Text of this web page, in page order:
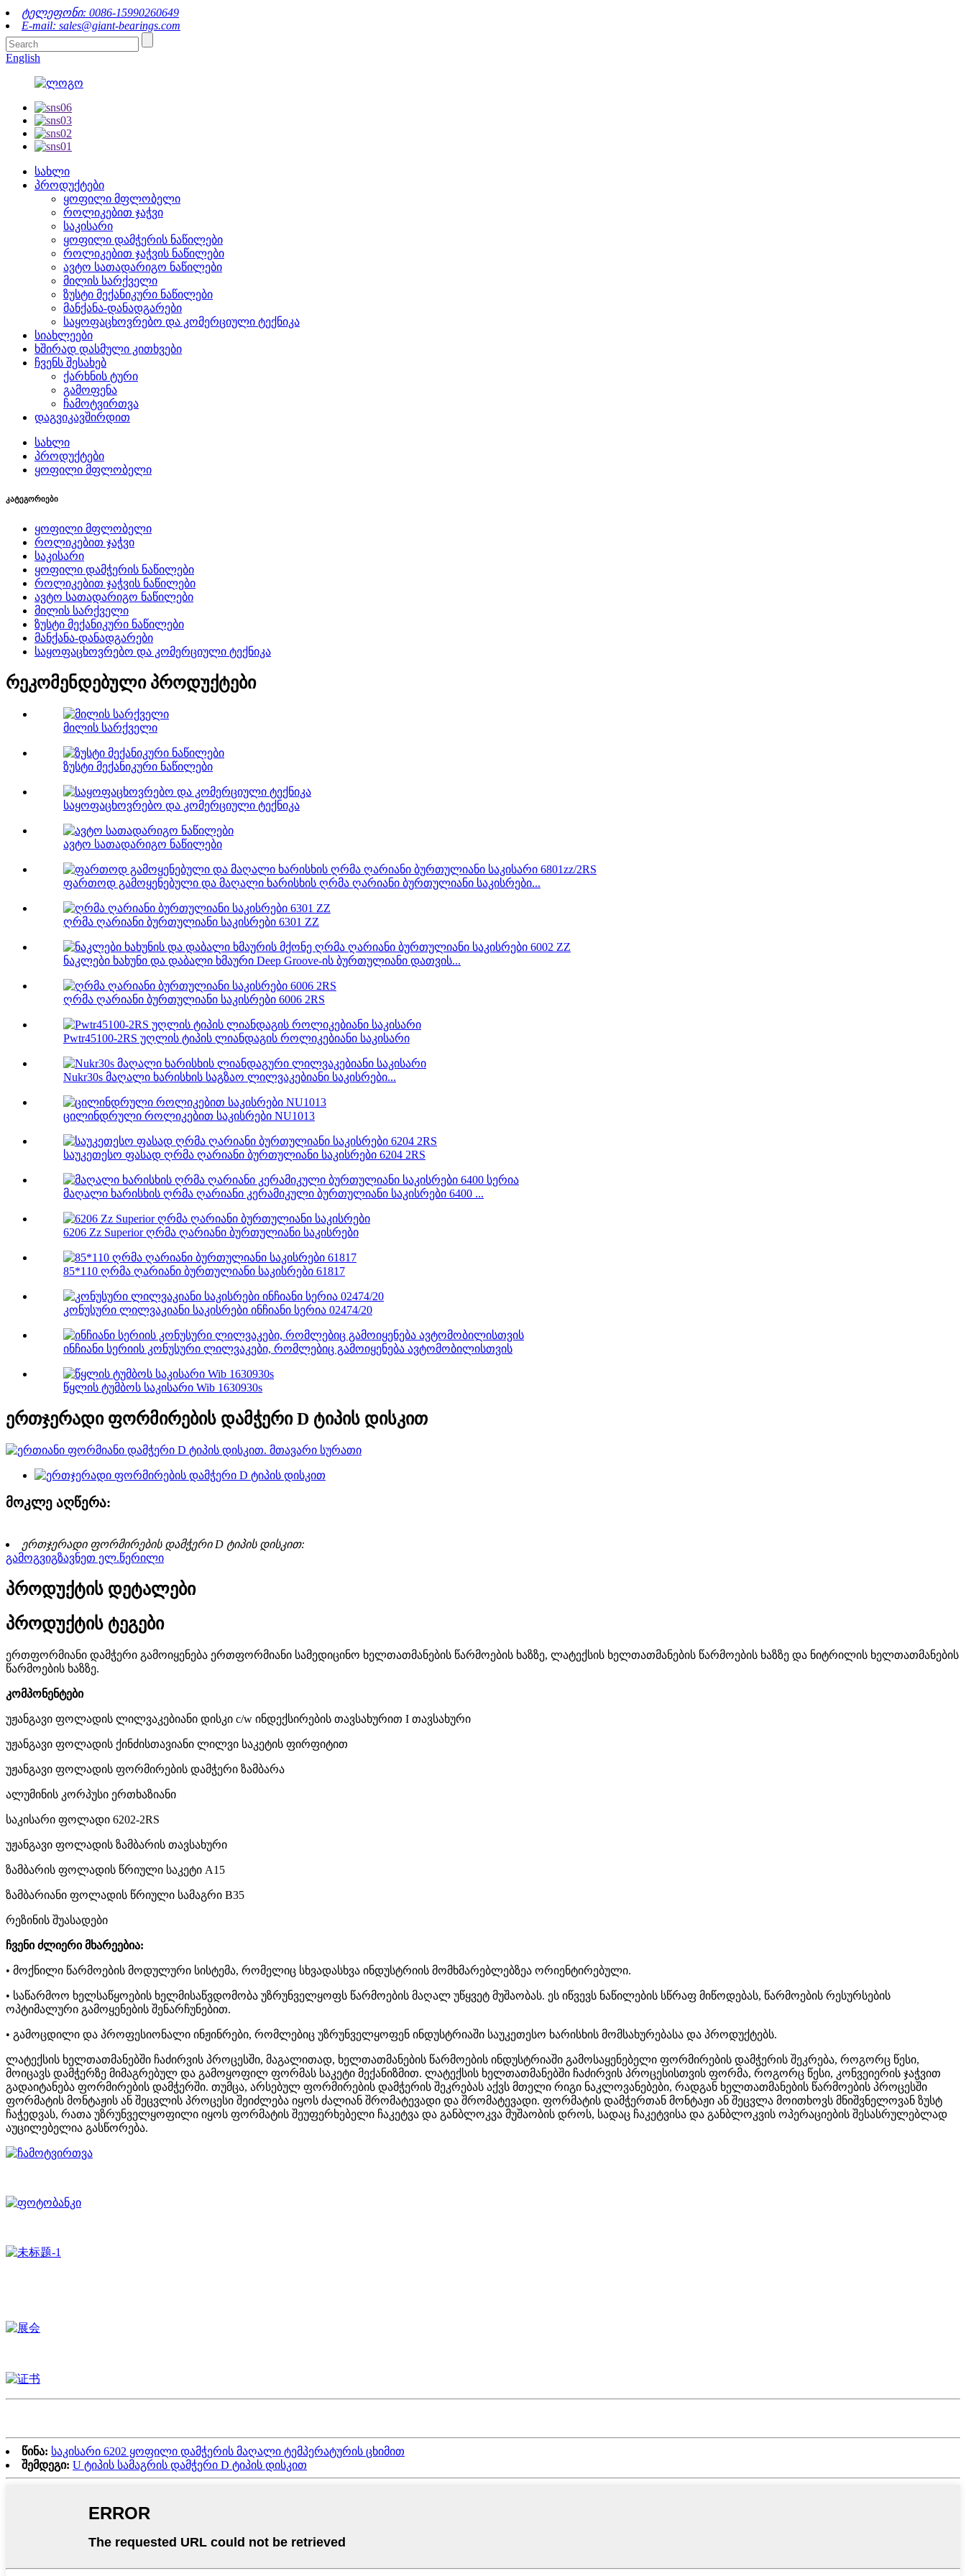
ტელეფონი: 0086-15990260649
E-mail: sales@giant-bearings.com
English
სახლი
პროდუქტები
ყოფილი მფლობელი
როლიკებით ჯაჭვი
საკისარი
ყოფილი დამჭერის ნაწილები
როლიკებით ჯაჭვის ნაწილები
ავტო სათადარიგო ნაწილები
მილის სარქველი
ზუსტი მექანიკური ნაწილები
მანქანა-დანადგარები
საყოფაცხოვრებო და კომერციული ტექნიკა
სიახლეები
ხშირად დასმული კითხვები
ჩვენს შესახებ
ქარხნის ტური
გამოფენა
ჩამოტვირთვა
დაგვიკავშირდით
სახლი
პროდუქტები
ყოფილი მფლობელი
კატეგორიები
ყოფილი მფლობელი
როლიკებით ჯაჭვი
საკისარი
ყოფილი დამჭერის ნაწილები
როლიკებით ჯაჭვის ნაწილები
ავტო სათადარიგო ნაწილები
მილის სარქველი
ზუსტი მექანიკური ნაწილები
მანქანა-დანადგარები
საყოფაცხოვრებო და კომერციული ტექნიკა
რეკომენდებული პროდუქტები
მილის სარქველი
ზუსტი მექანიკური ნაწილები
საყოფაცხოვრებო და კომერციული ტექნიკა
ავტო სათადარიგო ნაწილები
ფართოდ გამოყენებული და მაღალი ხარისხის ღრმა ღარიანი ბურთულიანი საკისრები...
ღრმა ღარიანი ბურთულიანი საკისრები 6301 ZZ
ნაკლები ხახუნი და დაბალი ხმაური Deep Groove-ის ბურთულიანი დათვის...
ღრმა ღარიანი ბურთულიანი საკისრები 6006 2RS
Pwtr45100-2RS უღლის ტიპის ლიანდაგის როლიკებიანი საკისარი
Nukr30s მაღალი ხარისხის საგზაო ლილვაკებიანი საკისრები...
ცილინდრული როლიკებით საკისრები NU1013
საუკეთესო ფასად ღრმა ღარიანი ბურთულიანი საკისრები 6204 2RS
მაღალი ხარისხის ღრმა ღარიანი კერამიკული ბურთულიანი საკისრები 6400 ...
6206 Zz Superior ღრმა ღარიანი ბურთულიანი საკისრები
85*110 ღრმა ღარიანი ბურთულიანი საკისრები 61817
კონუსური ლილვაკიანი საკისრები ინჩიანი სერია 02474/20
ინჩიანი სერიის კონუსური ლილვაკები, რომლებიც გამოიყენება ავტომობილისთვის
წყლის ტუმბოს საკისარი Wib 1630930s
ერთჯერადი ფორმირების დამჭერი D ტიპის დისკით
მოკლე აღწერა:
ერთჯერადი ფორმირების დამჭერი D ტიპის დისკით:
გამოგვიგზავნეთ ელ.წერილი
პროდუქტის დეტალები
პროდუქტის ტეგები
ერთფორმიანი დამჭერი გამოიყენება ერთფორმიანი სამედიცინო ხელთათმანების წარმოების ხაზზე, ლატექსის ხელთათმანების წარმოების ხაზზე და ნიტრილის ხელთათმანების
წარმოების ხაზზე.
კომპონენტები
უჟანგავი ფოლადის ლილვაკებიანი დისკი c/w ინდექსირების თავსახურით I თავსახური
უჟანგავი ფოლადის ქინძისთავიანი ლილვი საკეტის ფირფიტით
უჟანგავი ფოლადის ფორმირების დამჭერი ზამბარა
ალუმინის კორპუსი ერთხაზიანი
საკისარი ფოლადი 6202-2RS
უჟანგავი ფოლადის ზამბარის თავსახური
ზამბარის ფოლადის წრიული საკეტი A15
ზამბარიანი ფოლადის წრიული სამაგრი B35
რეზინის შუასადები
ჩვენი ძლიერი მხარეებია:
• მოქნილი წარმოების მოდულური სისტემა, რომელიც სხვადასხვა ინდუსტრიის მომხმარებლებზეა ორიენტირებული.
• საწარმოო ხელსაწყოების ხელმისაწვდომობა უზრუნველყოფს წარმოების მაღალ უწყვეტ მუშაობას. ეს იწვევს ნაწილების სწრაფ მიწოდებას, წარმოების რესურსების
ოპტიმალური გამოყენების შენარჩუნებით.
• გამოცდილი და პროფესიონალი ინჟინრები, რომლებიც უზრუნველყოფენ ინდუსტრიაში საუკეთესო ხარისხის მომსახურებასა და პროდუქტებს.
ლატექსის ხელთათმანებში ჩაძირვის პროცესში, მაგალითად, ხელთათმანების წარმოების ინდუსტრიაში გამოსაყენებელი ფორმირების დამჭერის შეკრება, როგორც წესი,
მოიცავს დამჭერზე მიმაგრებულ და გამოყოფილ ფორმას საკეტი მექანიზმით. ლატექსის ხელთათმანებში ჩაძირვის პროცესისთვის ფორმა, როგორც წესი, კონვეიერის ჯაჭვით
გადაიტანება ფორმირების დამჭერში. თუმცა, არსებულ ფორმირების დამჭერის შეკრებას აქვს მთელი რიგი ნაკლოვანებები, რადგან ხელთათმანების წარმოების პროცესში
ფორმატის მონტაჟის ან შეცვლის პროცესი შეიძლება იყოს ძალიან შრომატევადი და შრომატევადი. ფორმატის დამჭერთან მონტაჟი ან შეცვლა მოითხოვს მნიშვნელოვან ზუსტ
ჩაჭედვას, რათა უზრუნველყოფილი იყოს ფორმატის შეუფერხებელი ჩაკეტვა და განბლოკვა მუშაობის დროს, სადაც ჩაკეტვისა და განბლოკვის ოპერაციების შესასრულებლად
აუცილებელია გასწორება.
წინა: საკისარი 6202 ყოფილი დამჭერის მაღალი ტემპერატურის ცხიმით
შემდეგი: U ტიპის სამაგრის დამჭერი D ტიპის დისკით